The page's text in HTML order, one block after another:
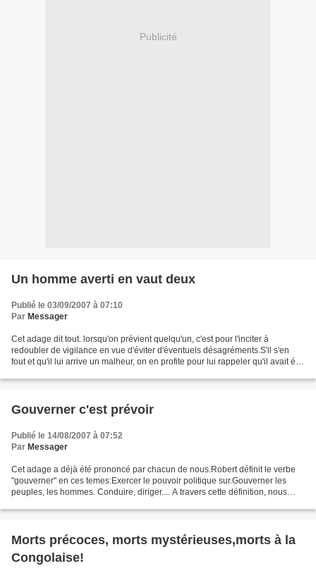
Publicité
Un homme averti en vaut deux
Publié le 03/09/2007 à 07:10
Par Messager
Cet adage dit tout. lorsqu'on prévient quelqu'un, c'est pour l'inciter à
redoubler de vigilance en vue d'éviter d'éventuels désagréments.S'il s'en
fout et qu'il lui arrive un malheur, on en profite pour lui rappeler qu'il avait été
Gouverner c'est prévoir
Publié le 14/08/2007 à 07:52
Par Messager
Cet adage a déjà été prononcé par chacun de nous.Robert définit le verbe
"gouverner" en ces temes:Exercer le pouvoir politique sur.Gouverner les
peuples, les hommes. Conduire, diriger.... A travers cette définition, nous
Morts précoces, morts mystérieuses,morts à la
Congolaise!